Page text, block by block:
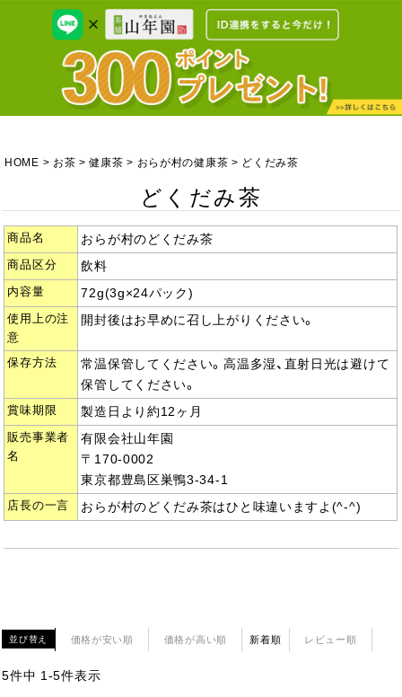
HOME お茶 健康茶 おらが村の健康茶 どくだみ茶
どくだみ茶
商品名 おらが村のどくだみ茶
商品区分 飲料
内容量 72g(3g×24パック)
使用上の注
意
開封後はお早めに召し上がりください。
保存方法
常温保管してください。高温多湿、直射日光は避けて
保管してください。
賞味期限 製造日より約12ヶ月
販売事業者
名
有限会社山年園
〒170-0002
東京都豊島区巣鴨3-34-1
店長の一言 おらが村のどくだみ茶はひと味違いますよ(^-^)
並び替え 価格が安い順 価格が高い順 新着順 レビュー順
5件中 1 -5件表示